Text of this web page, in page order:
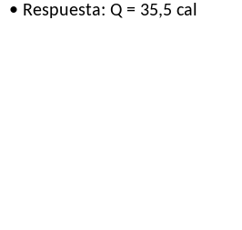
• Respuesta: Q = 35,5 cal